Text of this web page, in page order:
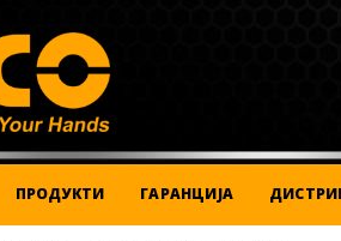
ПРОДУКТИ ГАРАНЦИЈА